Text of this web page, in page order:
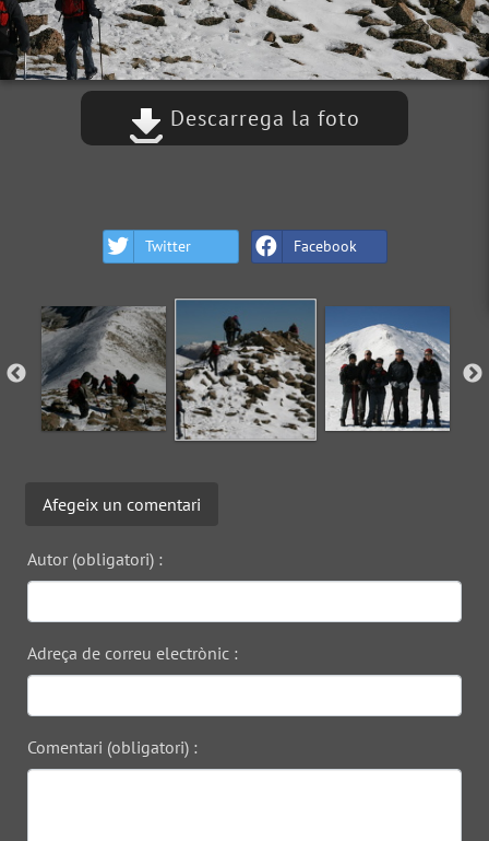
Descarrega la foto
Twitter Facebook
Afegeix un comentari
Autor (obligatori) :
Adreça de correu electrònic :
Comentari (obligatori) :